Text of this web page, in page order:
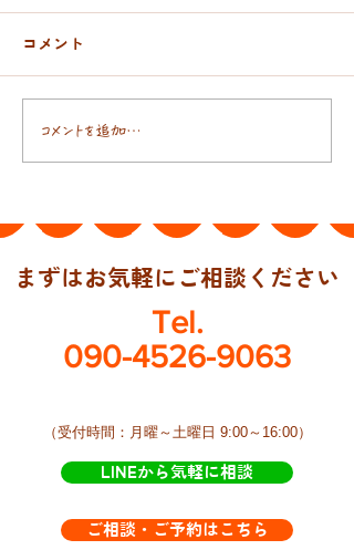
おんぶ紐と抱っこ紐
コメント
コメントを追加…
まずはお気軽にご相談ください
Tel.
090-4526-9063
​（受付時間：月曜～土曜日 9:00～16:00）
LINEから気軽に相談
ご相談・ご予約はこちら